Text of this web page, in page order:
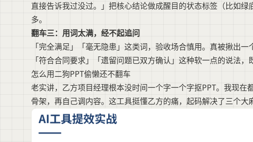
直接告诉我过没过。」把核心结论做成醒目的状态标签（比如
多。
翻车三：用词太满，经不起追问
「完全满足」「毫无隐患」这类词，验收场合慎用。真被揪出
「符合合同要求」「遗留问题已双方确认」这种软一点的说法，
怎么用二狗PPT偷懒还不翻车
老实讲，乙方项目经理根本没时间一个字一个字抠PPT。我现在
骨架，再自己调内容。这工具挺懂乙方的痛，起码解决了三个大